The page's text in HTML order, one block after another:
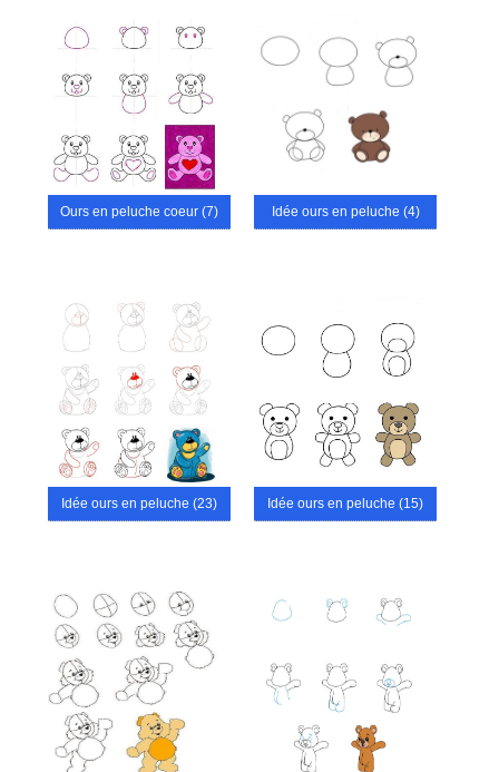
Ours en peluche coeur (7) Idée ours en peluche (4)
Idée ours en peluche (23) Idée ours en peluche (15)